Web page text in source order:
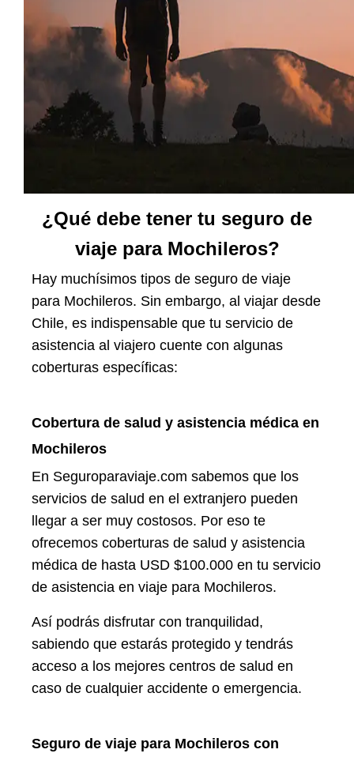
¿Qué debe tener tu seguro de
viaje para Mochileros?
Hay muchísimos tipos de seguro de viaje
para Mochileros. Sin embargo, al viajar desde
Chile, es indispensable que tu servicio de
asistencia al viajero cuente con algunas
coberturas específicas:
Cobertura de salud y asistencia médica en
Mochileros
En Seguroparaviaje.com sabemos que los
servicios de salud en el extranjero pueden
llegar a ser muy costosos. Por eso te
ofrecemos coberturas de salud y asistencia
médica de hasta USD $100.000 en tu servicio
de asistencia en viaje para Mochileros.
Así podrás disfrutar con tranquilidad,
sabiendo que estarás protegido y tendrás
acceso a los mejores centros de salud en
caso de cualquier accidente o emergencia.
Seguro de viaje para Mochileros con